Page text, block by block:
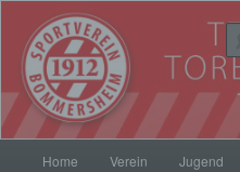
Inhalt
wechseln
SV
Home Verein Jugend